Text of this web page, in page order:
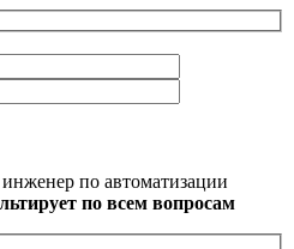
по автоматизации
по всем вопросам